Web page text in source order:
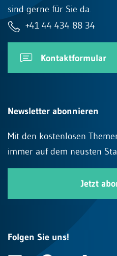
sind gerne für Sie da.
+41 44 434 88 34
Kontaktformular
Newsletter abonnieren
Mit den kostenlosen
immer auf dem neusten
Jetzt
Folgen Sie uns!